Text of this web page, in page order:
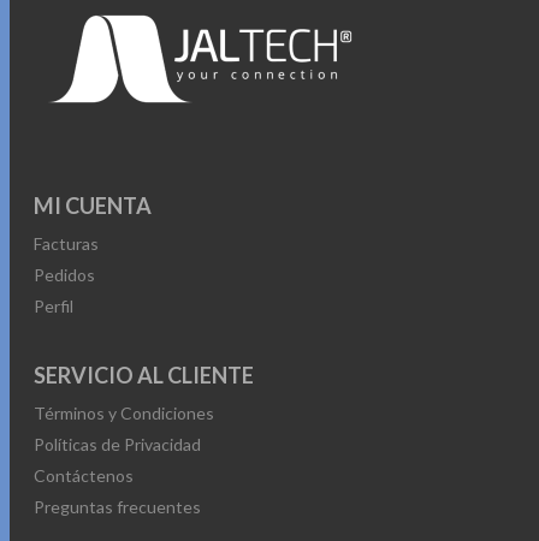
MI CUENTA
Facturas
Pedidos
Perfil
SERVICIO AL CLIENTE
Términos y Condiciones
Políticas de Privacidad
Contáctenos
Preguntas frecuentes